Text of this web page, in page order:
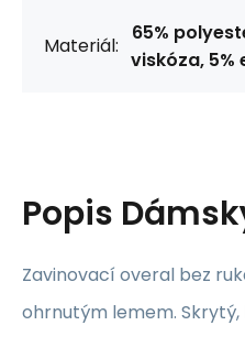
Materiál:
65%
viskóza, 5%
Popis
Zavinovací overal bez
ohrnutým lemem. Skrytý,